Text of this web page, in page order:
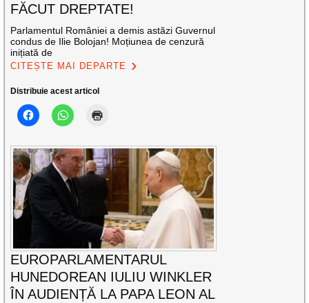
FĂCUT DREPTATE!
Parlamentul României a demis astăzi Guvernul
condus de Ilie Bolojan! Moțiunea de cenzură
inițiată de
CITEȘTE MAI DEPARTE
Distribuie acest articol
EUROPARLAMENTARUL
HUNEDOREAN IULIU WINKLER
ÎN AUDIENȚĂ LA PAPA LEON AL